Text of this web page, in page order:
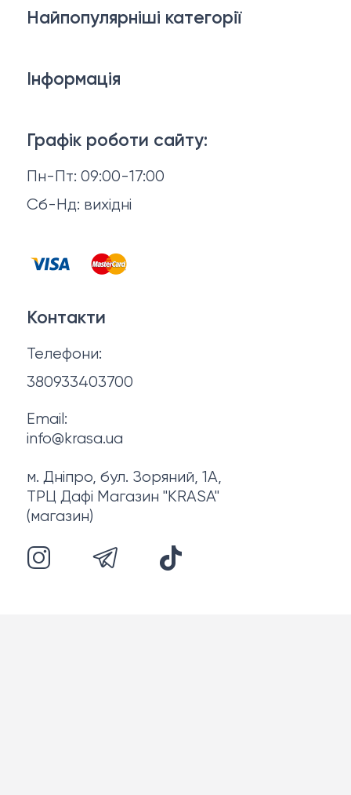
Графік роботи сайту:
Пн-Пт: 09:00-17:00
Сб-Нд: вихідні
Найпопулярніші категорії
Макіяж
Волосся
Чоловіча косметика
Косметика для манікюру та педикюру
Інформація
Відгуки
Договір оферти
Політика конфіденційності
Про нас
Контакти
Телефони:
380933403700
Email:
info@krasa.ua
м. Дніпро, бул. Зоряний, 1А,
ТРЦ Дафі Магазин "KRASA"
(магазин)